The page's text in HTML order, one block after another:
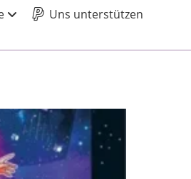
Uns unterstützen